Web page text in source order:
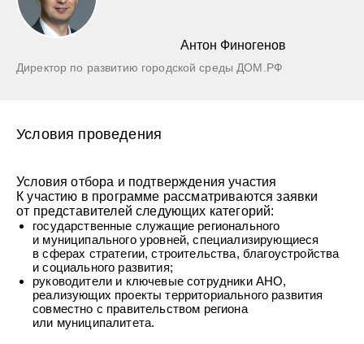
Антон Финогенов
Директор по развитию городской среды ДОМ.РФ
Условия проведения
Условия отбора и подтверждения участия
К участию в программе рассматриваются заявки
от представителей следующих категорий:
государственные служащие регионального
и муниципального уровней, специализирующиеся
в сферах стратегии, строительства, благоустройства
и социального развития;
руководители и ключевые сотрудники АНО,
реализующих проекты территориального развития
совместно с правительством региона
или муниципалитета.